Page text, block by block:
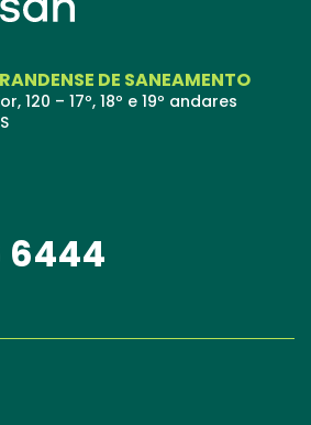
DE SANEAMENTO
120 – 17º, 18º e 19º andares
6444